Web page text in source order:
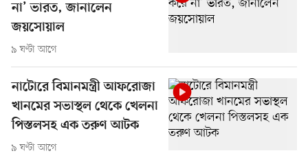
না’ ভারত, জানালেন
জয়সোয়াল
৯ ঘণ্টা আগে
নাটোরে বিমানমন্ত্রী আফরোজা
খানমের সভাস্থল থেকে খেলনা
পিস্তলসহ এক তরুণ আটক
৯ ঘণ্টা আগে